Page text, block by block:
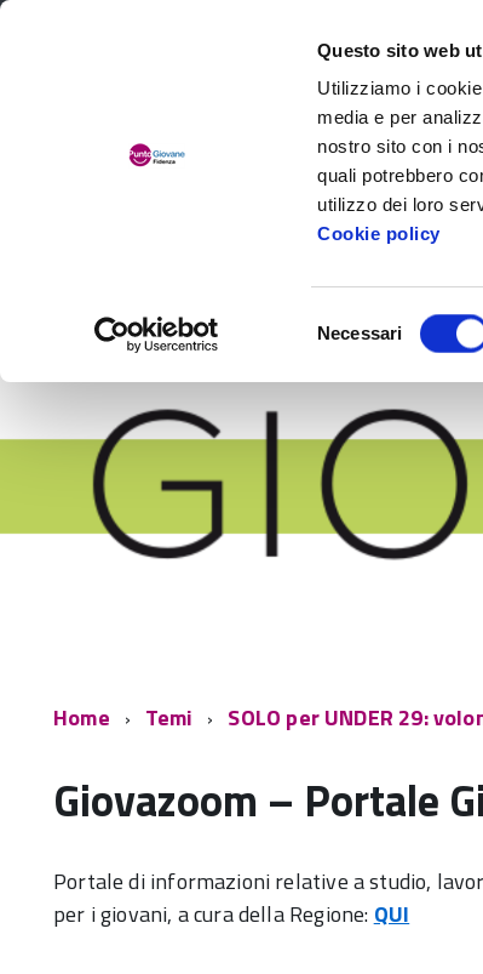
Questo sito web
Utilizziamo i
media e per
nostro sito con i
quali potrebbero
utilizzo dei loro
Cookie policy
Necessari
Chi
Home Temi SOLO per UNDER 29:
Giovazoom – Portale
Portale di informazioni relative a studio,
per i giovani, a cura della Regione: QUI